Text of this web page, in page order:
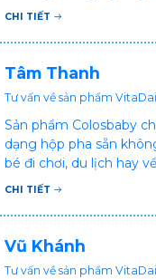
Vậy xin hỏi bác sĩ, bé bị
ạ? Thấy cháu vậy gia
cực vì chăm cháu hay
CHI TIẾT
Tâm Thanh
Tư vấn về sản phẩm
Sản phẩm Colosbaby
dạng hộp pha sẵn
bé đi chơi, du lịch hay
khá bất tiện mà mình
hưởng sức khỏe!
CHI TIẾT
Vũ Khánh
Tư vấn về sản phẩm